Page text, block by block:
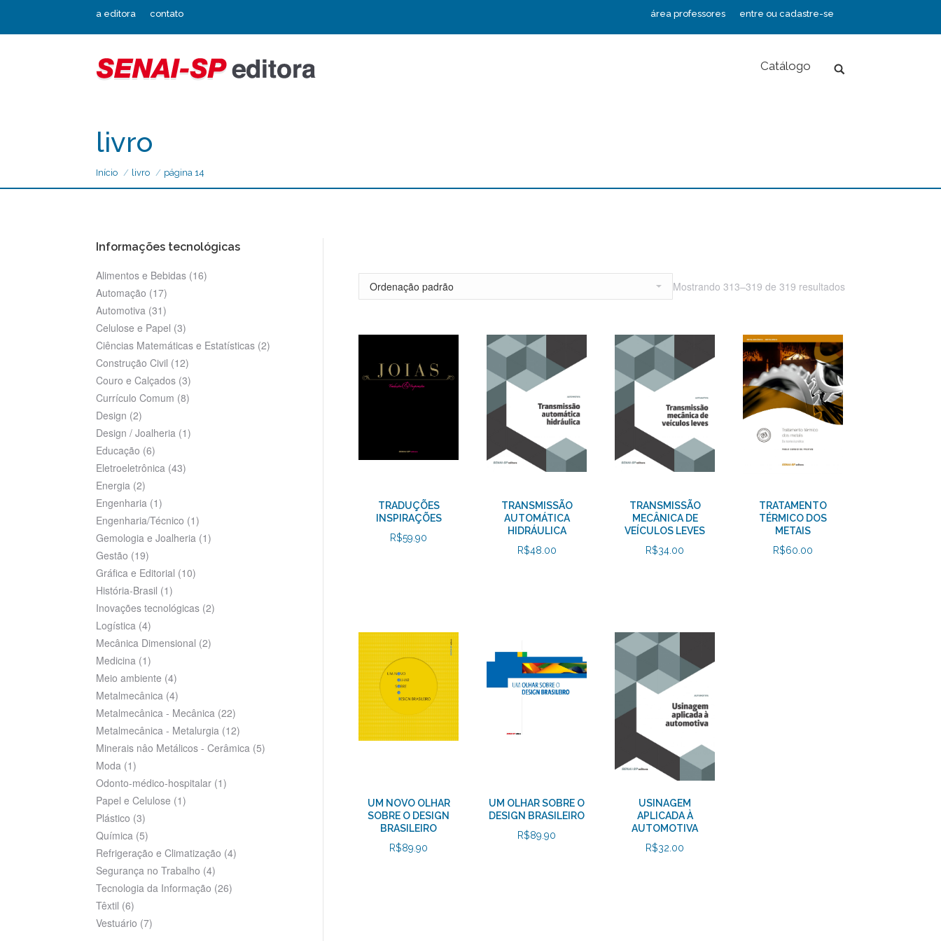
a editora contato área professores entre ou cadastre-se
Catálogo Search:
livro
Início livro página 14
Mostrando 313–319 de 319 resultados
TRADUÇÕES
INSPIRAÇÕES
R$59.90
TRANSMISSÃO
AUTOMÁTICA
HIDRÁULICA
R$48.00
TRANSMISSÃO
MECÂNICA DE
VEÍCULOS LEVES
R$34.00
TRATAMENTO
TÉRMICO DOS
METAIS
R$60.00
UM NOVO OLHAR
SOBRE O DESIGN
BRASILEIRO
R$89.90
UM OLHAR SOBRE O
DESIGN BRASILEIRO
R$89.90
USINAGEM
APLICADA À
AUTOMOTIVA
R$32.00
Informações tecnológicas
Alimentos e Bebidas (16)
Automação (17)
Automotiva (31)
Celulose e Papel (3)
Ciências Matemáticas e Estatísticas (2)
Construção Civil (12)
Couro e Calçados (3)
Currículo Comum (8)
Design (2)
Design / Joalheria (1)
Educação (6)
Eletroeletrônica (43)
Energia (2)
Engenharia (1)
Engenharia/Técnico (1)
Gemologia e Joalheria (1)
Gestão (19)
Gráfica e Editorial (10)
História-Brasil (1)
Inovações tecnológicas (2)
Logística (4)
Mecânica Dimensional (2)
Medicina (1)
Meio ambiente (4)
Metalmecânica (4)
Metalmecânica - Mecânica (22)
Metalmecânica - Metalurgia (12)
Minerais nâo Metálicos - Cerâmica (5)
Moda (1)
Odonto-médico-hospitalar (1)
Papel e Celulose (1)
Plástico (3)
Química (5)
Refrigeração e Climatização (4)
Segurança no Trabalho (4)
Tecnologia da Informação (26)
Têxtil (6)
Vestuário (7)